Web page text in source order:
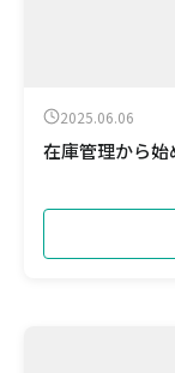
2025.06.06
在庫管理から